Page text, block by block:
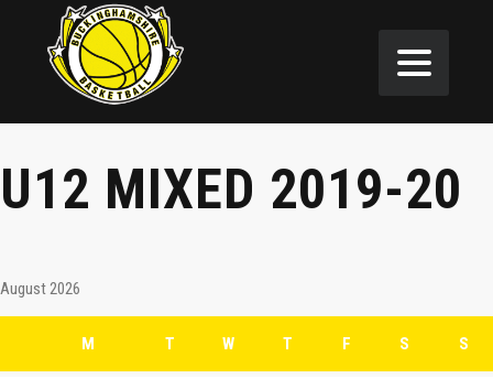
U12 MIXED 2019-20
August 2026
M T W T F S S